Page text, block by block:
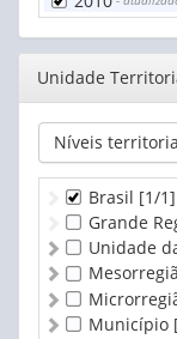
Parente
Editor
Unidade
Níveis
Brasil [1/1]
Grande
Unidade
Município